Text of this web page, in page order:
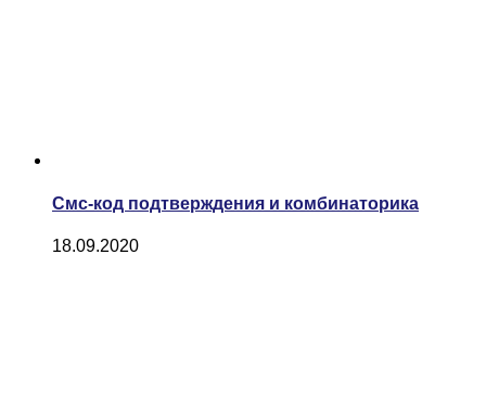
Смс-код подтверждения и комбинаторика
18.09.2020